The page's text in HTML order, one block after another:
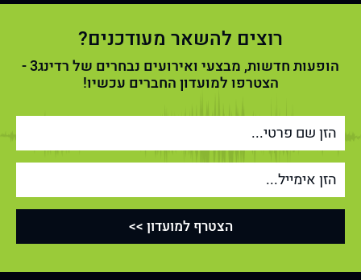
רוצים להשאר מעודכנים?
הופעות חדשות, מבצעי ואירועים נבחרים של רדינג3 -
הצטרפו למועדון החברים עכשיו!